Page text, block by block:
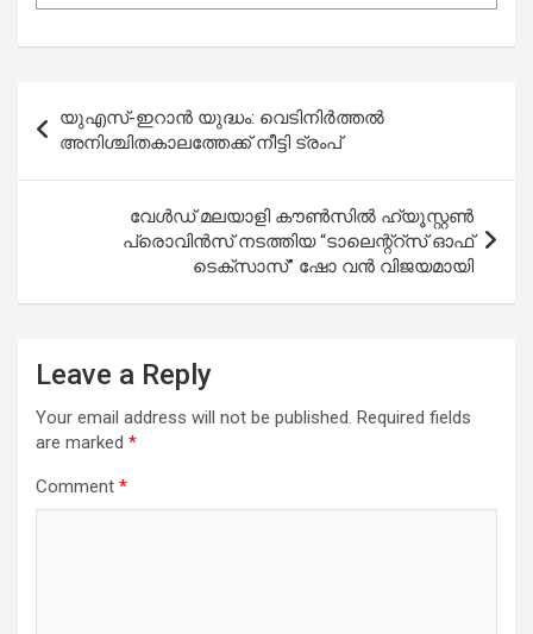
navigation
യുഎസ്-ഇറാൻ യുദ്ധം: വെടിനിർത്തൽ
അനിശ്ചിതകാലത്തേക്ക് നീട്ടി ട്രംപ്
വേൾഡ് മലയാളി കൗൺസിൽ ഹ്യൂസ്റ്റൺ
പ്രൊവിൻസ് നടത്തിയ “ടാലെന്റ്റ്സ് ഓഫ്
ടെക്സാസ്” ഷോ വൻ വിജയമായി
Leave a Reply
Your email address will not be published. Required fields
are marked *
Comment *